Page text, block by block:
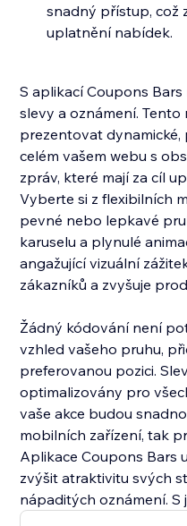
snadný přístup, což
uplatnění nabídek.
S aplikací Coupons
slevy a oznámení.
prezentovat
celém vašem webu s
zpráv, které mají za cíl
Vyberte si z flexibilních
pevné nebo lepkavé
karuselu a plynulé
angažující vizuální
zákazníků a zvyšuje
Žádný kódování není
vzhled vašeho pruhu,
preferovanou pozici.
optimalizovány pro
vaše akce budou
mobilních zařízení, tak
Aplikace Coupons Bars
zvýšit atraktivitu svých
nápaditých oznámení.